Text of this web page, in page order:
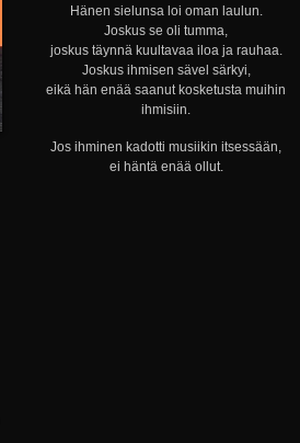
Hänen sielunsa loi oman laulun.
Joskus se oli tumma,
joskus täynnä kuultavaa iloa ja rauhaa.
Joskus ihmisen sävel särkyi,
eikä hän enää saanut kosketusta muihin
ihmisiin.
Jos ihminen kadotti musiikin itsessään,
ei häntä enää ollut.